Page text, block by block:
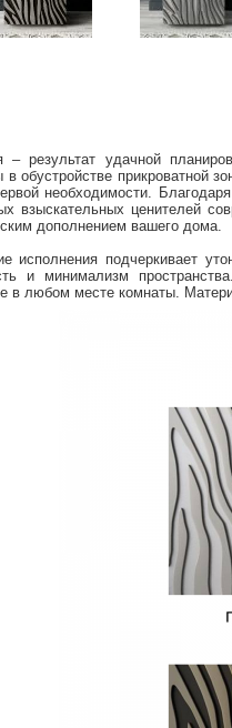
результат удачной
в обустройстве прикроватной
необходимости.
взыскательных ценителей
дополнением вашего дома.
исполнения подчеркивает
и минимализм пространства.
в любом месте комнаты.